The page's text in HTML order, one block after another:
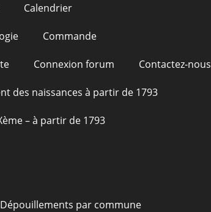
Calendrier
Commande
Connexion forum Contactez-nous
des naissances à partir de 1793
– à partir de 1793
Dépouillements par commune